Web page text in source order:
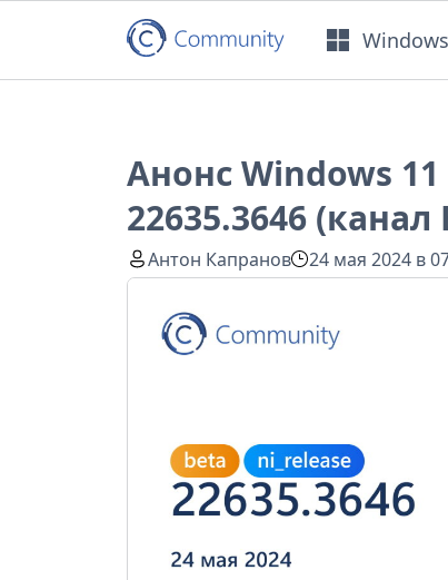
Windows
Анонс Windows
22635.3646 (канал
Антон Капранов 24 мая 2024 в